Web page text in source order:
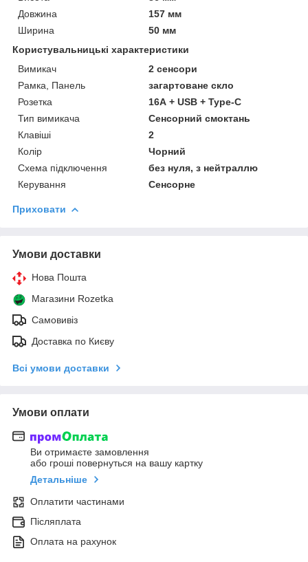
Довжина
157 мм
Ширина
50 мм
Користувальницькі характеристики
Вимикач
2 сенсори
Рамка, Панель
загартоване скло
Розетка
16А + USB + Type-C
Тип вимикача
Сенсорний смоктань
Клавіші
2
Колір
Чорний
Схема підключення
без нуля, з нейтраллю
Керування
Сенсорне
Приховати
Умови доставки
Нова Пошта
Магазини Rozetka
Самовивіз
Доставка по Києву
Всі умови доставки
Умови оплати
Ви отримаєте замовлення
або гроші повернуться на вашу картку
Детальніше
Оплатити частинами
Післяплата
Оплата на рахунок